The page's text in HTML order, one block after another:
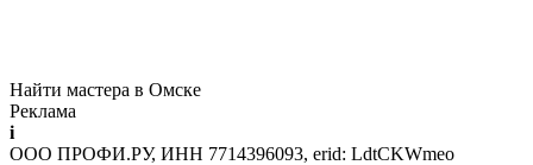
Найти мастера в Омске
Реклама
i
ООО ПРОФИ.РУ, ИНН 7714396093, erid: LdtCKWmeo